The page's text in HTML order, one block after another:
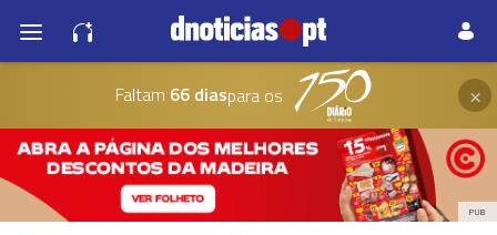
Faltam 66 diaspara os ×
PUB